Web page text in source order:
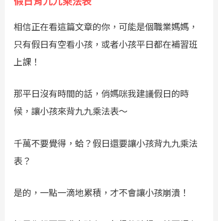
相信正在看這篇文章的你，可能是個職業媽媽，
只有假日有空看小孩，或者小孩平日都在補習班
上課！
那平日沒有時間的話，俏媽咪我建議假日的時
候，讓小孩來背九九乘法表～
千萬不要覺得，蛤？假日還要讓小孩背九九乘法
表？
是的，一點一滴地累積，才不會讓小孩崩潰！